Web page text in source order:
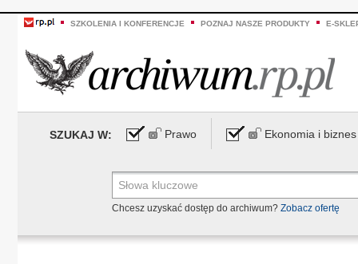
SZKOLENIA I KONFERENCJE POZNAJ NASZE PRODUKTY E-
SZUKAJ W: Prawo Ekonomia i biznes
Chcesz uzyskać dostęp do archiwum? Zobacz ofertę